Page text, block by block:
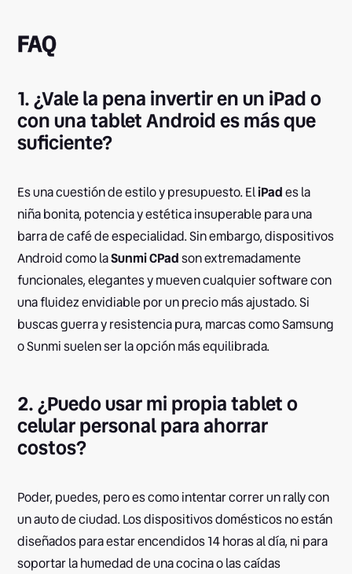
FAQ
1. ¿Vale la pena invertir en un iPad o
con una tablet Android es más que
suficiente?
Es una cuestión de estilo y presupuesto. EliPades la
niña bonita, potencia y estética insuperable para una
barra de café de especialidad. Sin embargo, dispositivos
Android como laSunmi CPadson extremadamente
funcionales, elegantes y mueven cualquier software con
una fluidez envidiable por un precio más ajustado. Si
buscas guerra y resistencia pura, marcas como Samsung
o Sunmi suelen ser la opción más equilibrada.
2. ¿Puedo usar mi propia tablet o
celular personal para ahorrar
costos?
Poder, puedes, pero es como intentar correr un rally con
un auto de ciudad. Los dispositivos domésticos no están
diseñados para estar encendidos 14 horas al día, ni para
soportar la humedad de una cocina o las caídas